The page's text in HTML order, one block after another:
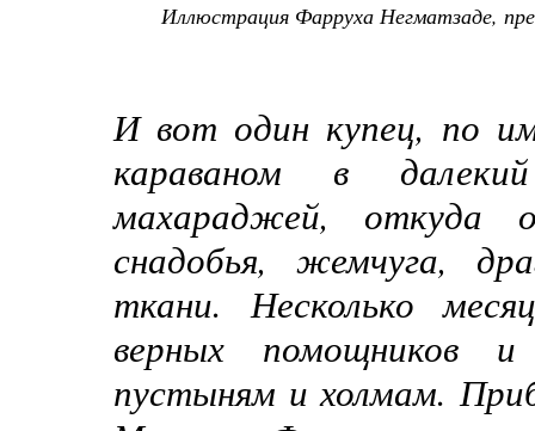
Иллюстрация Фарруха Негматзаде,
И вот один купец, по
караваном в
махараджей, откуда
снадобья, жемчуга,
ткани. Несколько
верных помощников
пустыням и холмам.